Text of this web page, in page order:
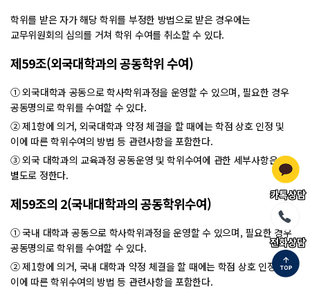
학위를 받은 자가 해당 학위를 부정한 방법으로 받은 경우에는
교무위원회의 심의를 거쳐 학위 수여를 취소할 수 있다.
제59조(외국대학과의 공동학위 수여)
① 외국대학과 공동으로 학사학위과정을 운영할 수 있으며, 필요한 경우
공동명의로 학위를 수여할 수 있다.
② 제1항에 의거, 외국대학과 약정 체결을 할 때에는 학점 상호 인정 및
이에 따른 학위수여의 방법 등 관련사항을 포함한다.
③ 외국 대학과의 교육과정 공동운영 및 학위수여에 관한 세부사항은
별도로 정한다.
제59조의 2(국내대학과의 공동학위수여)
① 국내 대학과 공동으로 학사학위과정을 운영할 수 있으며, 필요한 경우
공동명의로 학위를 수여할 수 있다.
② 제1항에 의거, 국내 대학과 약정 체결을 할 때에는 학점 상호 인정 및
이에 따른 학위수여의 방법 등 관련사항을 포함한다.
카톡상담
전화상담